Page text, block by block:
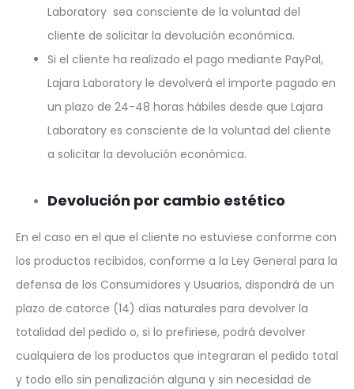
Laboratory sea consciente de la voluntad del
cliente de solicitar la devolución económica.
Si el cliente ha realizado el pago mediante PayPal,
Lajara Laboratory le devolverá el importe pagado en
un plazo de 24-48 horas hábiles desde que Lajara
Laboratory es consciente de la voluntad del cliente
a solicitar la devolución económica.
Devolución por cambio estético
En el caso en el que el cliente no estuviese conforme con
los productos recibidos, conforme a la Ley General para la
defensa de los Consumidores y Usuarios, dispondrá de un
plazo de catorce (14) días naturales para devolver la
totalidad del pedido o, si lo prefiriese, podrá devolver
cualquiera de los productos que integraran el pedido total
y todo ello sin penalización alguna y sin necesidad de